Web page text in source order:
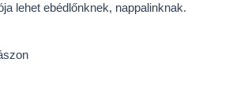
lehet ebédlőnknek, nappalinknak.